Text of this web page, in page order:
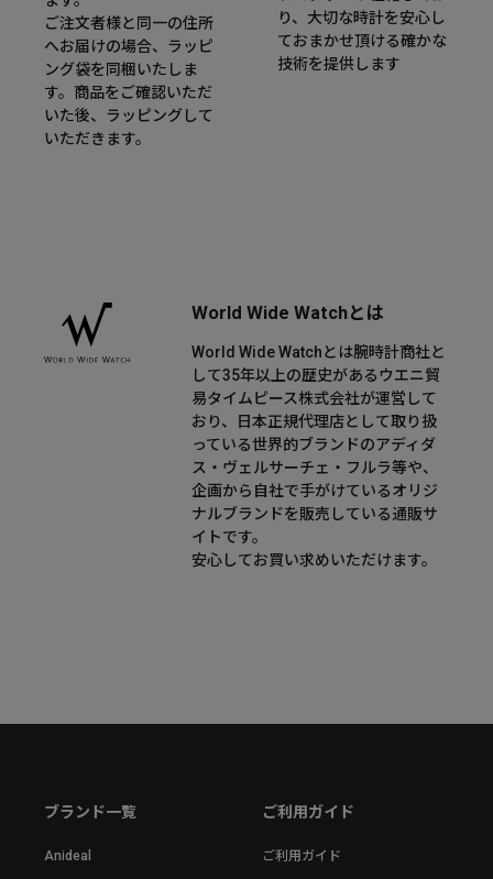
ご注文者様と同一の住所
へお届けの場合、ラッピ
ング袋を同梱いたしま
す。商品をご確認いただ
いた後、ラッピングして
いただきます。
り、大切な時計を安心し
ておまかせ頂ける確かな
技術を提供します
World Wide Watchとは
World Wide Watchとは腕時計商社と
して35年以上の歴史があるウエニ貿
易タイムピース株式会社が運営して
おり、日本正規代理店として取り扱
っている世界的ブランドのアディダ
ス・ヴェルサーチェ・フルラ等や、
企画から自社で手がけているオリジ
ナルブランドを販売している通販サ
イトです。
安心してお買い求めいただけます。
ブランド一覧
Anideal
ご利用ガイド
ご利用ガイド